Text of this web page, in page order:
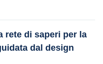
rete di saperi per la
dal design